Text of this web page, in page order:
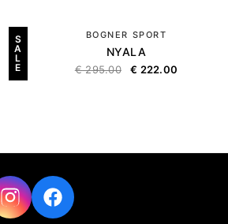
S
A
L
E
BOGNER SPORT
NYALA
€295.00 € 222.00